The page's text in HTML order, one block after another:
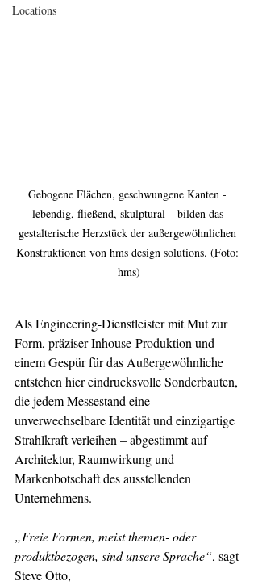
Locations
Gebogene Flächen, geschwungene Kanten -
lebendig, fließend, skulptural – bilden das
gestalterische Herzstück der außergewöhnlichen
Konstruktionen von hms design solutions. (Foto:
hms)
Als Engineering-Dienstleister mit Mut zur
Form, präziser Inhouse-Produktion und
einem Gespür für das Außergewöhnliche
entstehen hier eindrucksvolle Sonderbauten,
die jedem Messestand eine
unverwechselbare Identität und einzigartige
Strahlkraft verleihen – abgestimmt auf
Architektur, Raumwirkung und
Markenbotschaft des ausstellenden
Unternehmens.
„Freie Formen, meist themen- oder
produktbezogen, sind unsere Sprache“, sagt
Steve Otto,